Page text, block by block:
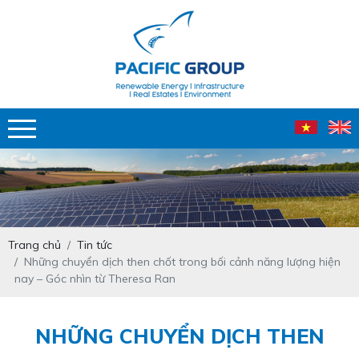
Trang chủ
Tin tức
Những chuyển dịch then chốt trong bối cảnh năng lượng hiện
nay – Góc nhìn từ Theresa Ran
NHỮNG CHUYỂN DỊCH THEN